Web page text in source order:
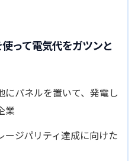
使って電気代をガツンと
にパネルを置いて、発電し
業
ージパリティ達成に向けた